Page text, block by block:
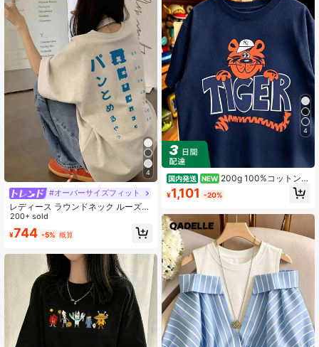
4
#オーバーサイズフィット
レディース ラウンドネック ルーズ
カジュアル 日本風アニメプリント 半
袖Tシャツ 春夏
200+ sold
¥744 -5% 概算
4
国内発送 NEW 200g 100%コットンT
シャツ 2026年レディース夏ファッシ
ョン プリント柄 半袖Tシャツ カップ
¥1,101 -20%